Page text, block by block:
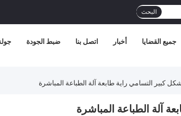
البحث
ضبط الجودة اتصل بنا أخبار جميع القضايا
كبير التسامي راية طابعة آلة الطباعة المباشرة
آلة الطباعة المباشرة